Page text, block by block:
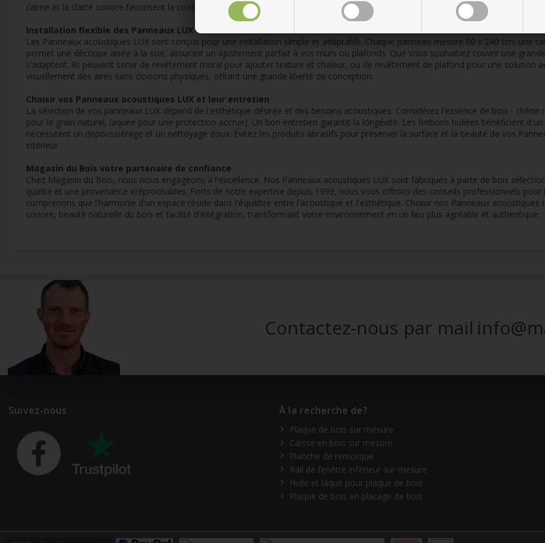
calme et la clarté sonore favorisent la concentration et la détente.
Installation flexible des Panneaux LUX
Les Panneaux acoustiques LUX sont conçus pour une installation simple et adaptable. Chaque panneau mesure 60 x 240 cm, une
permet une découpe aisée à la scie, assurant un ajustement parfait à vos murs ou plafonds. Que vous souhaitiez couvrir une
s'adaptent. Ils peuvent servir de revêtement mural pour ajouter texture et chaleur, ou de revêtement de plafond pour une solution
visuellement des aires sans cloisons physiques, offrant une grande liberté de conception.
Choisir vos Panneaux acoustiques LUX et leur entretien
La sélection de vos panneaux LUX dépend de l'esthétique désirée et des besoins acoustiques. Considérez l'essence de bois -
pour le grain naturel, laquée pour une protection accrue). Un bon entretien garantit la longévité. Les finitions huilées bénéficient
nécessitent un dépoussiérage et un nettoyage doux. Évitez les produits abrasifs pour préserver la surface et la beauté de vos
intérieur.
Magasin du Bois votre partenaire de confiance
Chez Magasin du Bois, nous nous engageons à l'excellence. Nos Panneaux acoustiques LUX sont fabriqués à partir de bois
qualité et une provenance irréprochables. Forts de notre expertise depuis 1999, nous vous offrons des conseils professionnels
comprenons que l'harmonie d'un espace réside dans l'équilibre entre l'acoustique et l'esthétique. Choisir nos Panneaux
sonore, beauté naturelle du bois et facilité d'intégration, transformant votre environnement en un lieu plus agréable et authentique.
Contactez-nous par mail
Suivez-nous À la recherche de?
Plaque de bois sur mesure
Caisse en bois sur mesure
Planche de remorque
Rail de fenêtre inférieur sur mesure
Huile et laque pour plaque de bois
Plaque de bois en placage de bois